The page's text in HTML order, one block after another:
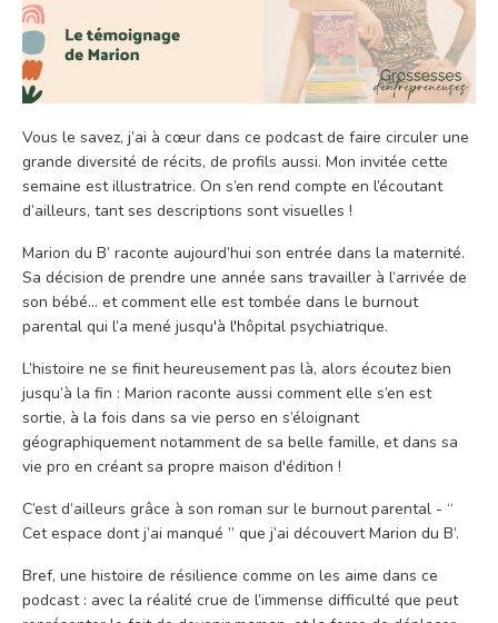
Vous le savez, j’ai à cœur dans ce podcast de faire circuler une
grande diversité de récits, de profils aussi. Mon invitée cette
semaine est illustratrice. On s’en rend compte en l’écoutant
d’ailleurs, tant ses descriptions sont visuelles !
Marion du B’ raconte aujourd’hui son entrée dans la maternité.
Sa décision de prendre une année sans travailler à l’arrivée de
son bébé… et comment elle est tombée dans le burnout
parental qui l’a mené jusqu'à l'hôpital psychiatrique.
L’histoire ne se finit heureusement pas là, alors écoutez bien
jusqu’à la fin : Marion raconte aussi comment elle s’en est
sortie, à la fois dans sa vie perso en s’éloignant
géographiquement notamment de sa belle famille, et dans sa
vie pro en créant sa propre maison d'édition !
C’est d’ailleurs grâce à son roman sur le burnout parental - “
Cet espace dont j’ai manqué ” que j’ai découvert Marion du B’.
Bref, une histoire de résilience comme on les aime dans ce
podcast : avec la réalité crue de l’immense difficulté que peut